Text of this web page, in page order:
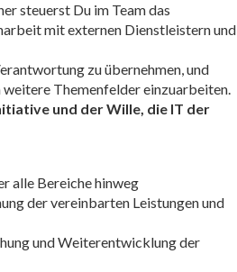
steuerst Du im Team das
mit externen Dienstleistern und
zu übernehmen, und
Themenfelder einzuarbeiten.
und der Wille, die IT der
alle Bereiche hinweg
der vereinbarten Leistungen und
und Weiterentwicklung der